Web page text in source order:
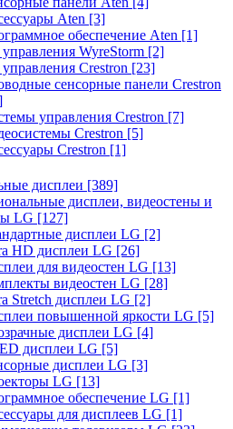
Aten [3]
обеспечение Aten [1]
WyreStorm [2]
Crestron [23]
сенсорные панели Crestron
управления Crestron [7]
Crestron [5]
Crestron [1]
дисплеи [389]
дисплеи, видеостены и
LG [127]
дисплеи LG [2]
HD дисплеи LG [26]
для видеостен LG [13]
видеостен LG [28]
Stretch дисплеи LG [2]
повышенной яркости LG [5]
дисплеи LG [4]
дисплеи LG [5]
дисплеи LG [3]
LG [13]
обеспечение LG [1]
для дисплеев LG [1]